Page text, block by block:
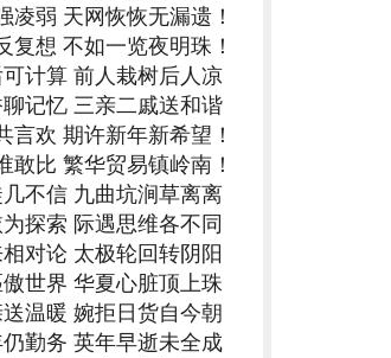
弱 天网恢恢无漏遗！
想 不如一览夜明珠！
计算 前人栽树后人凉
记忆 三亲二戚送和谐
欢 期许新年新希望！
比 繁华贸易镇岭南！
不信 九曲坑涧草离离
探索 际遇思维各不同
对论 太极轮回转阴阳
世界 华夏心脏顶上珠
温暖 婉拒日货自今朝
勤务 英年早逝未全成